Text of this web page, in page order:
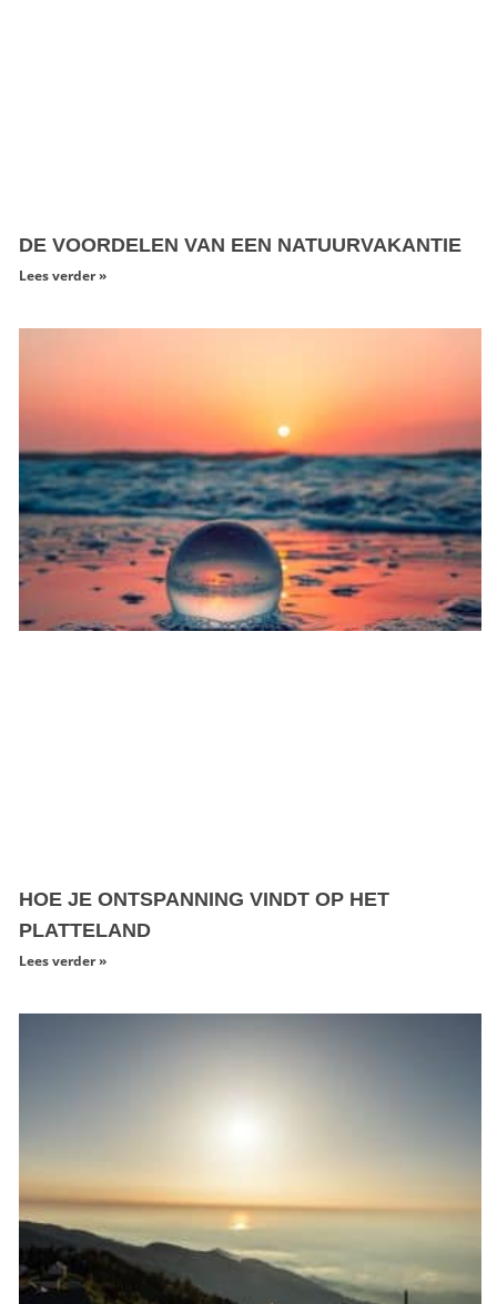
DE VOORDELEN VAN EEN NATUURVAKANTIE
Lees verder »
HOE JE ONTSPANNING VINDT OP HET
PLATTELAND
Lees verder »